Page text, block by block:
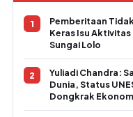
Pemberitaan
Keras Isu
Sungai Lolo
Yuliadi Chandra:
Dunia, Status
Dongkrak